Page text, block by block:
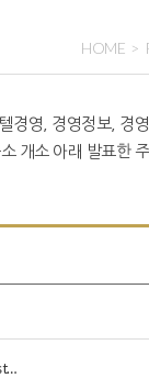
HOME
경영, 경영정보, 경
개소 아래 발표한